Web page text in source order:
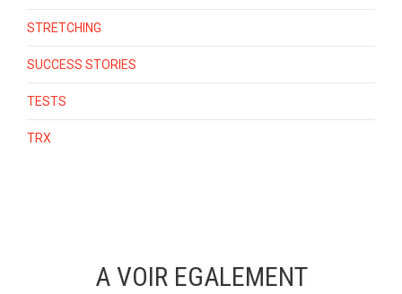
STRETCHING
SUCCESS STORIES
TESTS
TRX
A VOIR EGALEMENT